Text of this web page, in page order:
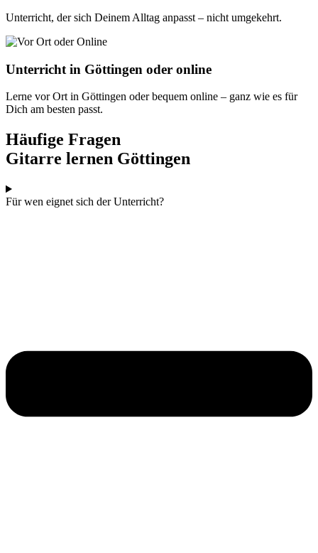
Unterricht, der sich Deinem Alltag anpasst – nicht umgekehrt.
Unterricht in Göttingen oder online
Lerne vor Ort in Göttingen oder bequem online – ganz wie es für
Dich am besten passt.
Häufige Fragen
Gitarre lernen Göttingen
Für wen eignet sich der Unterricht?